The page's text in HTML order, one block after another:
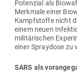
Potenzial als
Merkmale einer
Kampf­stoffe nicht
einem neuen
mili­tä­ri­schen
einer Spraydose zu
SARS als